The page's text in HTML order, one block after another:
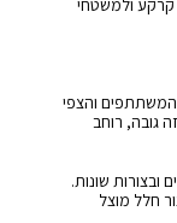
קרקע ולמשטחי
והצפי
גובה, רוחב
ובצורות שונות.
חלל מוצל